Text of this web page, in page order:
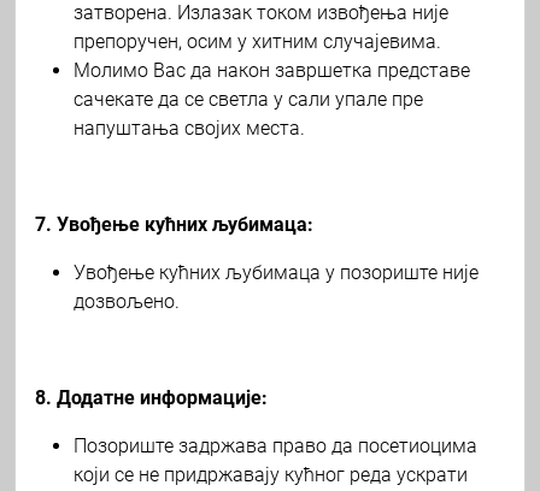
затворена. Излазак током извођења није
препоручен, осим у хитним случајевима.
Молимо Вас да након завршетка представе
сачекате да се светла у сали упале пре
напуштања својих места.
7. Увођење кућних љубимаца:
Увођење кућних љубимаца у позориште није
дозвољено.
8. Додатне информације:
Позориште задржава право да посетиоцима
који се не придржавају кућног реда ускрати